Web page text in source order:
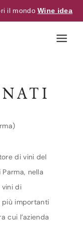
il mondoWine idea
di vini del
nella
vini di
importanti
cui l’azienda